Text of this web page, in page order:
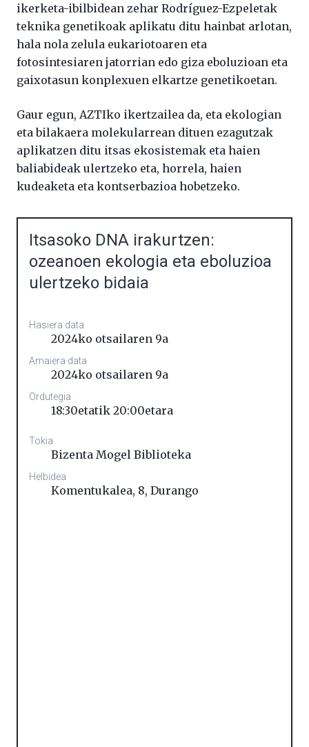
ikerketa-ibilbidean zehar Rodríguez-Ezpeletak
teknika genetikoak aplikatu ditu hainbat arlotan,
hala nola zelula eukariotoaren eta
fotosintesiaren jatorrian edo giza eboluzioan eta
gaixotasun konplexuen elkartze genetikoetan.
Gaur egun, AZTIko ikertzailea da, eta ekologian
eta bilakaera molekularrean dituen ezagutzak
aplikatzen ditu itsas ekosistemak eta haien
baliabideak ulertzeko eta, horrela, haien
kudeaketa eta kontserbazioa hobetzeko.
Itsasoko DNA irakurtzen:
ozeanoen ekologia eta eboluzioa
ulertzeko bidaia
Hasiera data
2024ko otsailaren 9a
Amaiera data
2024ko otsailaren 9a
Ordutegia
18:30etatik 20:00etara
Tokia
Bizenta Mogel Biblioteka
Helbidea
Komentukalea, 8, Durango